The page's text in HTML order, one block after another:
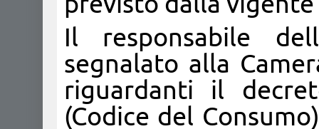
Il responsabile
segnalato alla
riguardanti il
(Codice del